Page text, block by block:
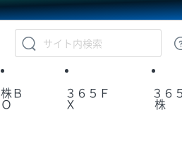
GMO
株Ｂ
Ｏ
３６５Ｆ
Ｘ
３６５
株